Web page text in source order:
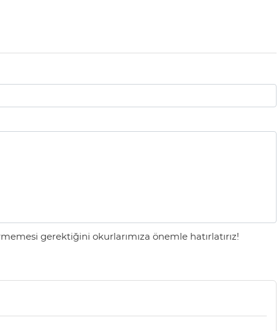
gerektiğini okurlarımıza önemle hatırlatırız!